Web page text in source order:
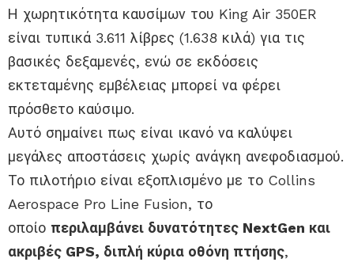
Η χωρητικότητα καυσίμων του King Air 350ER
είναι τυπικά 3.611 λίβρες (1.638 κιλά) για τις
βασικές δεξαμενές, ενώ σε εκδόσεις
εκτεταμένης εμβέλειας μπορεί να φέρει
πρόσθετο καύσιμο.
Αυτό σημαίνει πως είναι ικανό να καλύψει
μεγάλες αποστάσεις χωρίς ανάγκη ανεφοδιασμού.
Το πιλοτήριο είναι εξοπλισμένο με το Collins
Aerospace Pro Line Fusion, το
οποίο περιλαμβάνει δυνατότητες NextGen και
ακριβές GPS, διπλή κύρια οθόνη πτήσης,